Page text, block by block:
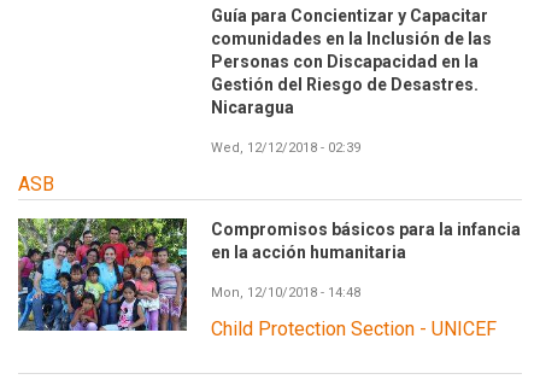
Guía para Concientizar y Capacitar
comunidades en la Inclusión de las
Personas con Discapacidad en la
Gestión del Riesgo de Desastres.
Nicaragua
Wed, 12/12/2018 - 02:39
ASB
Compromisos básicos para la infancia
en la acción humanitaria
Mon, 12/10/2018 - 14:48
Child Protection Section - UNICEF